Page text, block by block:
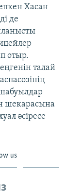
Хасан
де
отыр.
талай
шекарасына
әсіресе
us